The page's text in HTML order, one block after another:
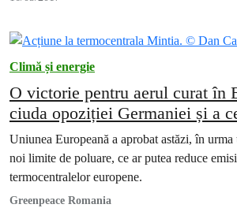
Climă și energie
O victorie pentru aerul curat în
ciuda opoziției Germaniei și a
blocate în era cărbunelui
Uniunea Europeană a aprobat astăzi, în
noi limite de poluare, ce ar putea reduce
termocentralelor europene.
Greenpeace Romania